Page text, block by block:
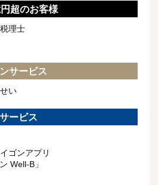
超のお客様
理士
サービス
い
ービス
ゴンアプリ
Well-B」